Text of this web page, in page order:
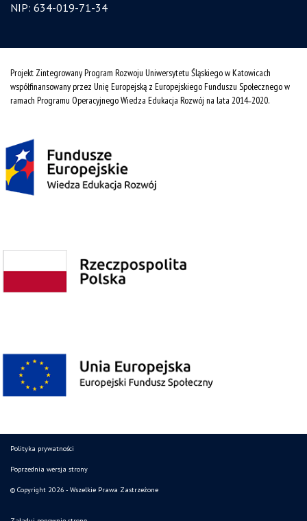
NIP: 634-019-71-34
Projekt Zintegrowany Program Rozwoju Uniwersytetu Śląskiego w Katowicach
współfinansowany przez Unię Europejską z Europejskiego Funduszu Społecznego w
ramach Programu Operacyjnego Wiedza Edukacja Rozwój na lata 2014˗2020.
Polityka prywatności
Poprzednia wersja strony
© Copyright 2026 - Wszelkie Prawa Zastrzeżone